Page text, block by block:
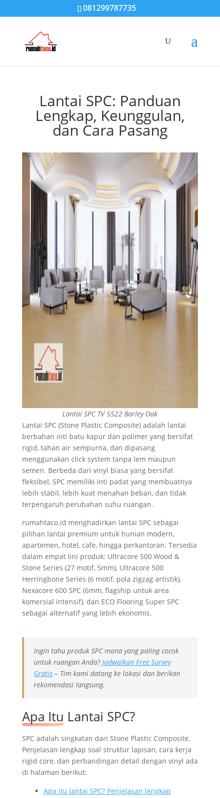
081299787735
Lantai SPC: Panduan
Lengkap, Keunggulan,
dan Cara Pasang
Lantai SPC TV 5522 Barley Oak
Lantai SPC (Stone Plastic Composite) adalah lantai
berbahan inti batu kapur dan polimer yang bersifat
rigid, tahan air sempurna, dan dipasang
menggunakan click system tanpa lem maupun
semen. Berbeda dari vinyl biasa yang bersifat
fleksibel, SPC memiliki inti padat yang membuatnya
lebih stabil, lebih kuat menahan beban, dan tidak
terpengaruh perubahan suhu ruangan.
rumahtaco.id menghadirkan lantai SPC sebagai
pilihan lantai premium untuk hunian modern,
apartemen, hotel, cafe, hingga perkantoran. Tersedia
dalam empat lini produk: Ultracore 500 Wood &
Stone Series (27 motif, 5mm), Ultracore 500
Herringbone Series (6 motif, pola zigzag artistik),
Nexacore 600 SPC (6mm, flagship untuk area
komersial intensif), dan ECO Flooring Super SPC
sebagai alternatif yang lebih ekonomis.
Ingin tahu produk SPC mana yang paling cocok
untuk ruangan Anda?Jadwalkan Free Survey
Gratis– Tim kami datang ke lokasi dan berikan
rekomendasi langsung.
Apa Itu Lantai SPC?
SPC adalah singkatan dari Stone Plastic Composite.
Penjelasan lengkap soal struktur lapisan, cara kerja
rigid core, dan perbandingan detail dengan vinyl ada
di halaman berikut:
Apa itu lantai SPC? Penjelasan lengkap